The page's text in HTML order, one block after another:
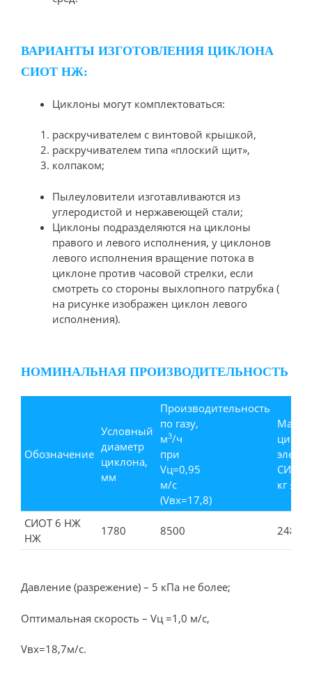
ВАРИАНТЫ ИЗГОТОВЛЕНИЯ ЦИКЛОНА
СИОТ НЖ:
Циклоны могут комплектоваться:
раскручивателем с винтовой крышкой,
раскручивателем типа «плоский щит»,
колпаком;
Пылеуловители изготавливаются из
углеродистой и нержавеющей стали;
Циклоны подразделяются на циклоны
правого и левого исполнения, у циклонов
левого исполнения вращение потока в
циклоне против часовой стрелки, если
смотреть со стороны выхлопного патрубка (
на рисунке изображен циклон левого
исполнения).
НОМИНАЛЬНАЯ ПРОИЗВОДИТЕЛЬНОСТЬ
Обозначение
Условный
диаметр
циклона,
мм
Производительность
по газу,
м3/ч
при
Vц=0,95
м/с
(Vвх=17,8)
Масса
СИОТ,
кг ±5%
СИОТ 6 НЖ
НЖ
1780 8500 248
Давление (разрежение) – 5 кПа не более;
Оптимальная скорость – Vц =1,0 м/с,
Vвх=18,7м/с.